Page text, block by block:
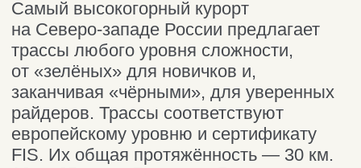
много интересного насайте проекта.
Несмотря на специальный
температурный режим,
поддерживающий холод, прогулки
по Снежной деревне дарят самые
тёплые впечатления. Согреться
и подкрепиться можно в кафе,
расположенном в соседнем здании.